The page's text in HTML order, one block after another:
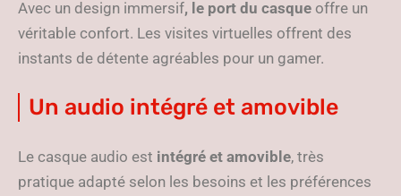
Avec un design immersif, le port du casque offre un
véritable confort. Les visites virtuelles offrent des
instants de détente agréables pour un gamer.
Un audio intégré et amovible
Le casque audio est intégré et amovible, très
pratique adapté selon les besoins et les préférences